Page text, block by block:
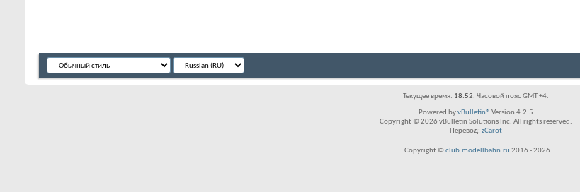
Текущее время: 18:52. Часовой пояс GMT +4.
Powered byvBulletin® Version 4.2.5
Copyright © 2026 vBulletin Solutions Inc. All rights reserved.
Перевод: zCarot
Copyright ©club.modellbahn.ru 2016 -2026